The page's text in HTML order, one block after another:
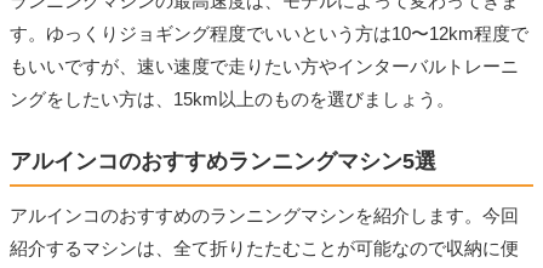
す。ゆっくりジョギング程度でいいという方は10〜12km程度で
もいいですが、速い速度で走りたい方やインターバルトレーニ
ングをしたい方は、15km以上のものを選びましょう。
アルインコのおすすめランニングマシン5選
アルインコのおすすめのランニングマシンを紹介します。今回
紹介するマシンは、全て折りたたむことが可能なので収納に便